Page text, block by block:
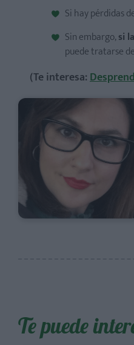
Si hay pérdidas
Sin embargo,si
puede tratarse
(Te interesa:
Te puede